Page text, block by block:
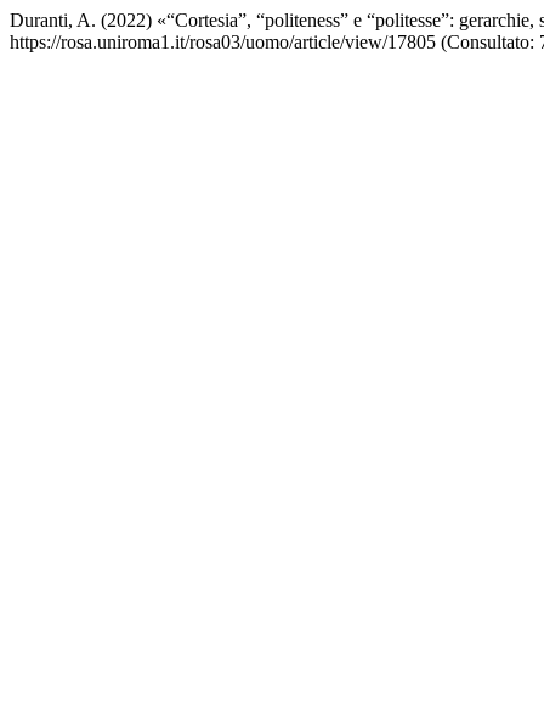
Duranti, A. (2022) «“Cortesia”, “politeness” e “politesse”:
https://rosa.uniroma1.it/rosa03/uomo/article/view/17805 (Consultato: